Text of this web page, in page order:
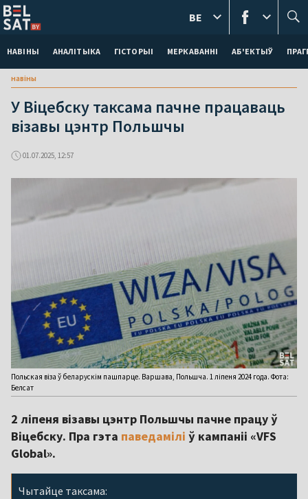
НАВІНЫ АНАЛІТЫКА ГІСТОРЫІ МЕРКАВАННI АБ'ЕКТЫЎ
BE
навіны
У Віцебску таксама пачне працаваць
візавы цэнтр Польшчы
01.07.2025, 12:57
Польская віза ў беларускім пашпарце. Варшава, Польшча. 1 ліпеня 2024 года. Фота:
Белсат
2 ліпеня візавы цэнтр Польшчы пачне працу ў
Віцебску. Пра гэта паведамілі ў кампаніі «VFS
Global».
Чытайце таксама: